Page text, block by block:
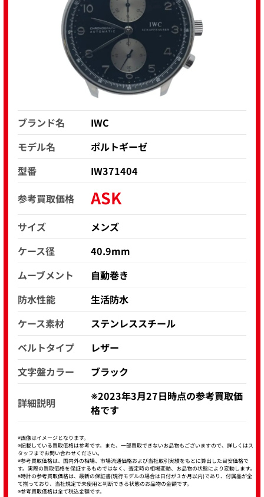
ブランド名
IWC
モデル名
ポルトギーゼ
型番
IW371404
参考買取価格
ASK
サイズ
メンズ
ケース径
40.9mm
ムーブメント
自動巻き
防水性能
生活防水
ケース素材
ステンレススチール
ベルトタイプ
レザー
文字盤カラー
ブラック
詳細説明
※2023年3月27日時点の参考買取価
格です
※画像はイメージとなります。
※記載している買取価格は参考です。また、一部買取できないお品物もございますので、詳しくはス
タッフまでお問い合わせください。
※参考買取価格は、国内外の相場、市場流通価格および当社取引実績をもとに算出した目安価格で
す。実際の買取価格を保証するものではなく、査定時の相場変動、お品物の状態により変動します。
※時計の参考買取価格は、最新の保証書(現行モデルの場合は日付が３か月以内)であり、付属品が全
て揃っており、当社規定で未使用と判断できる状態のお品物の金額です。
※参考買取価格は全て税込金額です。